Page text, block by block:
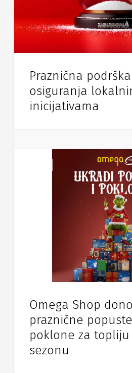
Praznična
osiguranja
inicijativama
Omega Shop
praznične
poklone za
sezonu